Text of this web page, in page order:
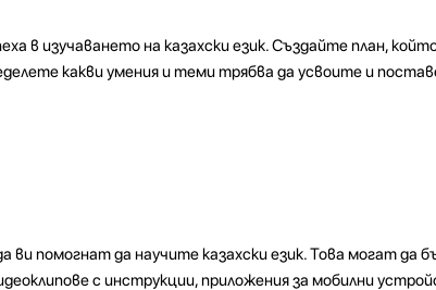
в изучаването на казахски език. Създайте план,
какви умения и теми трябва да усвоите и
ви помогнат да научите казахски език. Това могат да
с инструкции, приложения за мобилни